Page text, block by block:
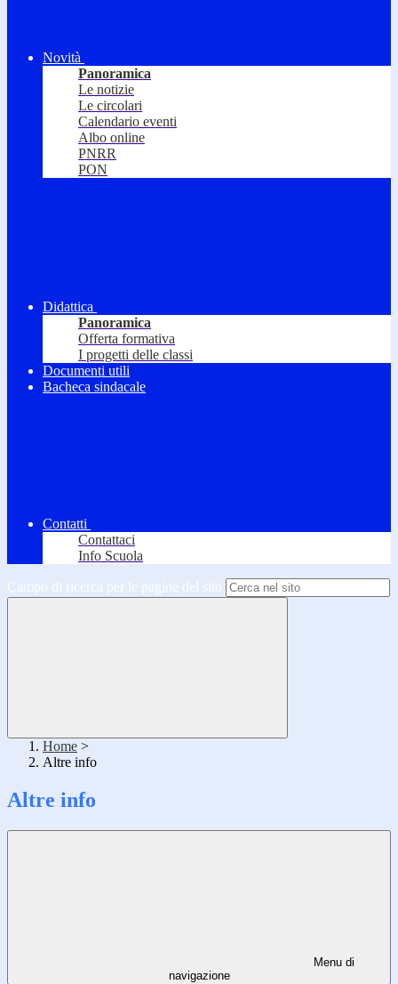
Novità
Panoramica
Le notizie
Le circolari
Calendario eventi
Albo online
PNRR
PON
Didattica
Panoramica
Offerta formativa
I progetti delle classi
Documenti utili
Bacheca sindacale
Contatti
Contattaci
Info Scuola
Campo di ricerca per le pagine del sito
Home >
Altre info
Altre info
Menu di
navigazione